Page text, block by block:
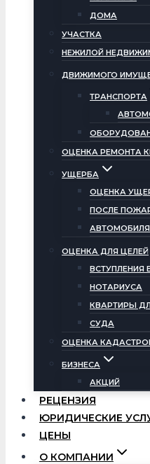
ДОМА
УЧАСТКА
НЕЖИЛОЙ
ДВИЖИМОГО
ТРАНСПОРТА
ОЦЕНКА РЕМОНТА
УЩЕРБА
ОЦЕНКА
ПОСЛЕ
ОЦЕНКА ДЛЯ ЦЕЛЕЙ
ВСТУПЛЕНИЯ
НОТАРИУСА
КВАРТИРЫ
СУДА
ОЦЕНКА
БИЗНЕСА
АКЦИЙ
РЕЦЕНЗИЯ
ЮРИДИЧЕСКИЕ
ЦЕНЫ
О КОМПАНИИ